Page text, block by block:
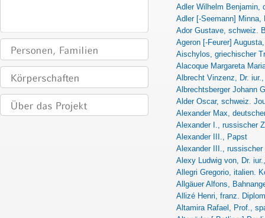
Adler Wilhelm Benjamin,
Adler [-Seemann] Minna,
Ador Gustave, schweiz.
Ageron [-Feurer]
Aischylos, griechischer
Alacoque Margareta
Albrecht Vinzenz, Dr.
Albrechtsberger Johann
Alder Oscar, schweiz.
Alexander Max,
Alexander I., russischer
Alexander III., Papst
Alexander III., russischer
Alexy Ludwig von, Dr.
Allegri Gregorio, italien.
Allgäuer Alfons,
Allizé Henri, franz.
Altamira Rafael, Prof.,